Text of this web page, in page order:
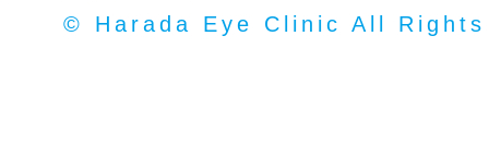
© Harada Eye Clinic All